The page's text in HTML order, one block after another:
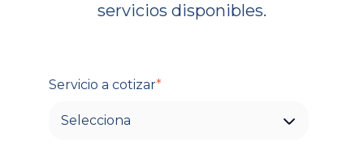
servicios disponibles.
Servicio a cotizar*